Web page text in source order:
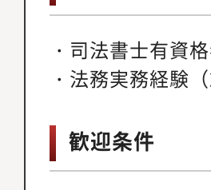
・司法書士有資
・法務実務経験
歓迎条件